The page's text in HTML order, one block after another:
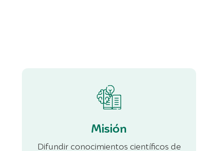
Misión
Difundir conocimientos científicos de